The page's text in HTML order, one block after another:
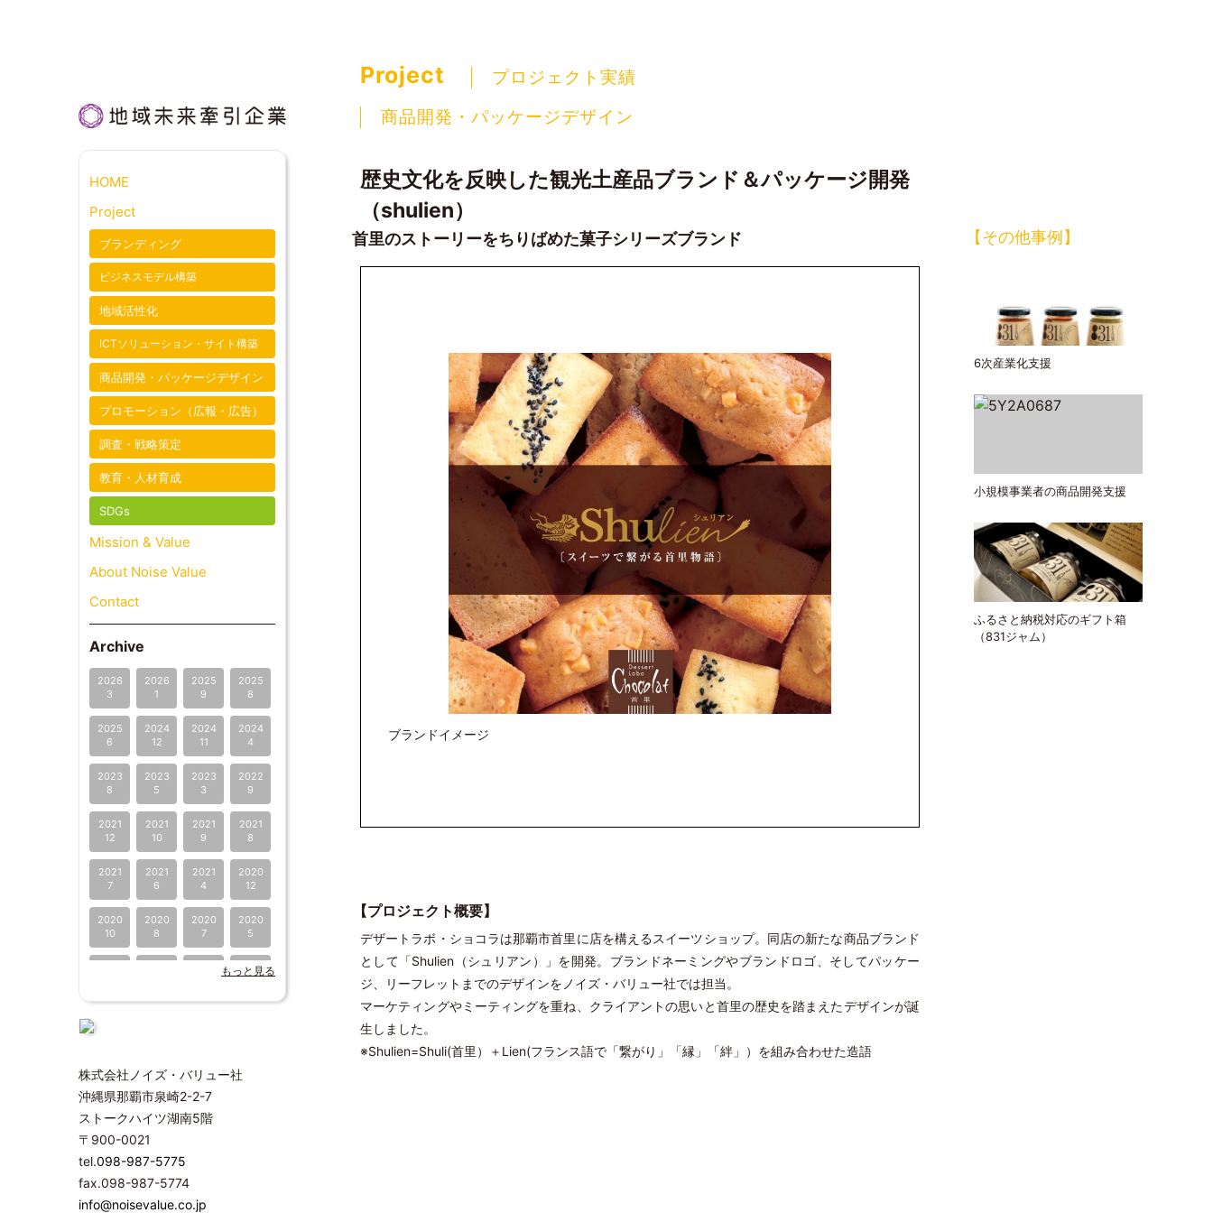
Project
プロジェクト実績
商品開発・パッケージデザイン
歴史文化を反映した観光土産品ブランド＆パッケージ開発
（shulien）
首里のストーリーをちりばめた菓子シリーズブランド
ブランドイメージ
【プロジェクト概要】
デザートラボ・ショコラは那覇市首里に店を構えるスイーツショップ。同店の新たな商品ブランド
として「Shulien（シュリアン）」を開発。ブランドネーミングやブランドロゴ、そしてパッケー
ジ、リーフレットまでのデザインをノイズ・バリュー社では担当。
マーケティングやミーティングを重ね、クライアントの思いと首里の歴史を踏まえたデザインが誕
生しました。
※Shulien=Shuli(首里）＋Lien(フランス語で「繋がり」「縁」「絆」）を組み合わせた造語
【その他事例】
6次産業化支援
小規模事業者の商品開発支援
ふるさと納税対応のギフト箱
（831ジャム）
HOME
Project
ブランディング
ビジネスモデル構築
地域活性化
ICTソリューション・サイト構築
商品開発・パッケージデザイン
プロモーション（広報・広告）
調査・戦略策定
教育・人材育成
SDGs
Mission & Value
About Noise Value
Contact
Archive
2026
3
2026
1
2025
9
2025
8
2025
6
2024
12
2024
11
2024
4
2023
8
2023
5
2023
3
2022
9
2021
12
2021
10
2021
9
2021
8
2021
7
2021
6
2021
4
2020
12
2020
10
2020
8
2020
7
2020
5
2019
12
11
8
2018
2
2017
12
2017
2016
2016 2016 2016
もっと見る
株式会社ノイズ・バリュー社
沖縄県那覇市泉崎2-2-7
ストークハイツ湖南5階
〒900-0021
tel.098-987-5775
fax.098-987-5774
info@noisevalue.co.jp